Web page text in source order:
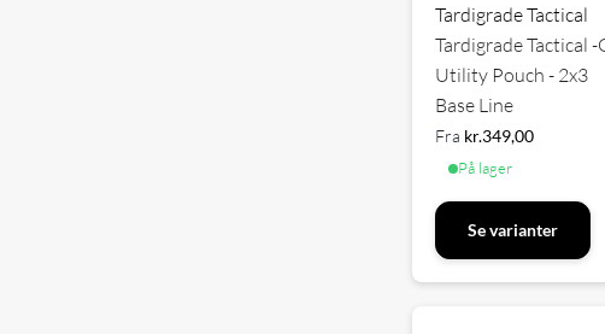
Tardigrade Tactical
Tardigrade Tactical -
Utility Pouch - 2x3
Base Line
Fra kr.349,00
På lager
Se varianter